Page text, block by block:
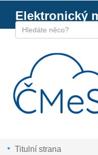
Elektronický
Titulní strana